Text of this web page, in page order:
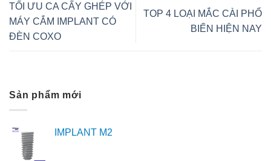
TỐI ƯU CA CẤY GHÉP VỚI
MÁY CẮM IMPLANT CÓ
ĐÈN COXO
TOP 4 LOẠI MẮC CÀI PHỔ
BIẾN HIỆN NAY
Sản phẩm mới
IMPLANT M2